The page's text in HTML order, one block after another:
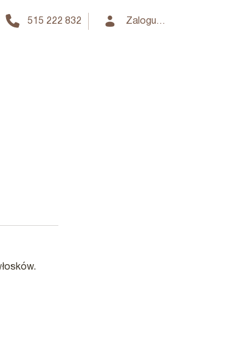
515 222 832 Zaloguj się